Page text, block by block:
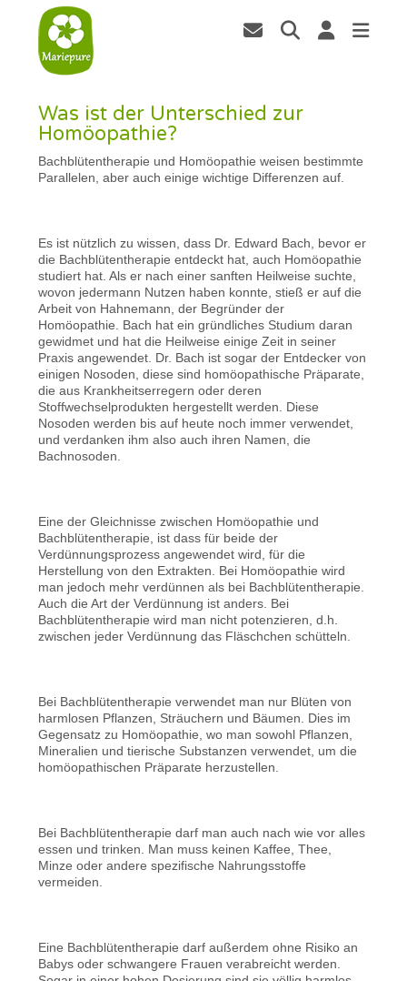
Was ist der Unterschied zur
Homöopathie?
Bachblütentherapie und Homöopathie weisen bestimmte
Parallelen, aber auch einige wichtige Differenzen auf.
Es ist nützlich zu wissen, dass Dr. Edward Bach, bevor er
die Bachblütentherapie entdeckt hat, auch Homöopathie
studiert hat. Als er nach einer sanften Heilweise suchte,
wovon jedermann Nutzen haben konnte, stieß er auf die
Arbeit von Hahnemann, der Begründer der
Homöopathie. Bach hat ein gründliches Studium daran
gewidmet und hat die Heilweise einige Zeit in seiner
Praxis angewendet. Dr. Bach ist sogar der Entdecker von
einigen Nosoden, diese sind homöopathische Präparate,
die aus Krankheitserregern oder deren
Stoffwechselprodukten hergestellt werden. Diese
Nosoden werden bis auf heute noch immer verwendet,
und verdanken ihm also auch ihren Namen, die
Bachnosoden.
Eine der Gleichnisse zwischen Homöopathie und
Bachblütentherapie, ist dass für beide der
Verdünnungsprozess angewendet wird, für die
Herstellung von den Extrakten. Bei Homöopathie wird
man jedoch mehr verdünnen als bei Bachblütentherapie.
Auch die Art der Verdünnung ist anders. Bei
Bachblütentherapie wird man nicht potenzieren, d.h.
zwischen jeder Verdünnung das Fläschchen schütteln.
Bei Bachblütentherapie verwendet man nur Blüten von
harmlosen Pflanzen, Sträuchern und Bäumen. Dies im
Gegensatz zu Homöopathie, wo man sowohl Pflanzen,
Mineralien und tierische Substanzen verwendet, um die
homöopathischen Präparate herzustellen.
Bei Bachblütentherapie darf man auch nach wie vor alles
essen und trinken. Man muss keinen Kaffee, Thee,
Minze oder andere spezifische Nahrungsstoffe
vermeiden.
Eine Bachblütentherapie darf außerdem ohne Risiko an
Babys oder schwangere Frauen verabreicht werden.